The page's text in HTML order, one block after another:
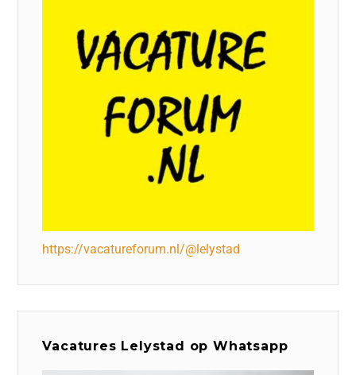
https://vacatureforum.nl/@lelystad
Vacatures Lelystad op Whatsapp